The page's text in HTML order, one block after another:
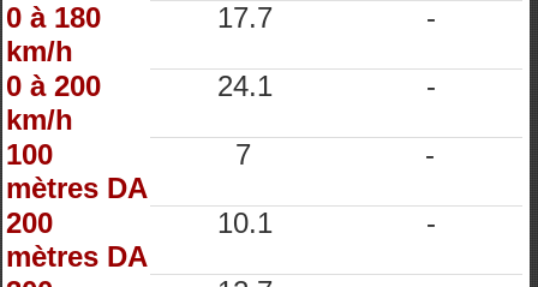
0 à 180
km/h
17.7 -
0 à 200
km/h
24.1 -
100
mètres DA
7 -
200
mètres DA
10.1 -